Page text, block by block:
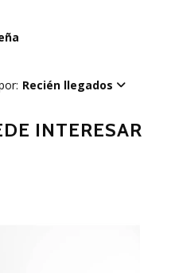
Recién llegados
INTERESAR